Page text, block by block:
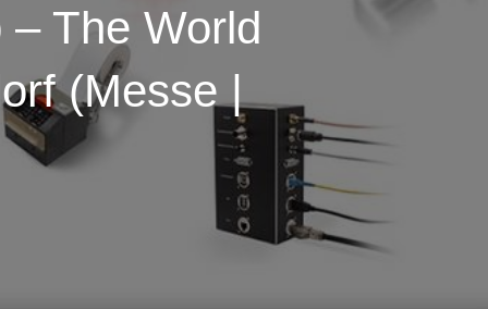
The World
(Messe |